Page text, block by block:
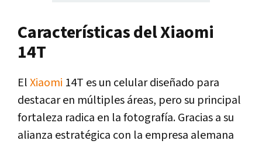
Características del Xiaomi
14T
ElXiaomi 14T es un celular diseñado para
destacar en múltiples áreas, pero su principal
fortaleza radica en la fotografía. Gracias a su
alianza estratégica con la empresa alemana